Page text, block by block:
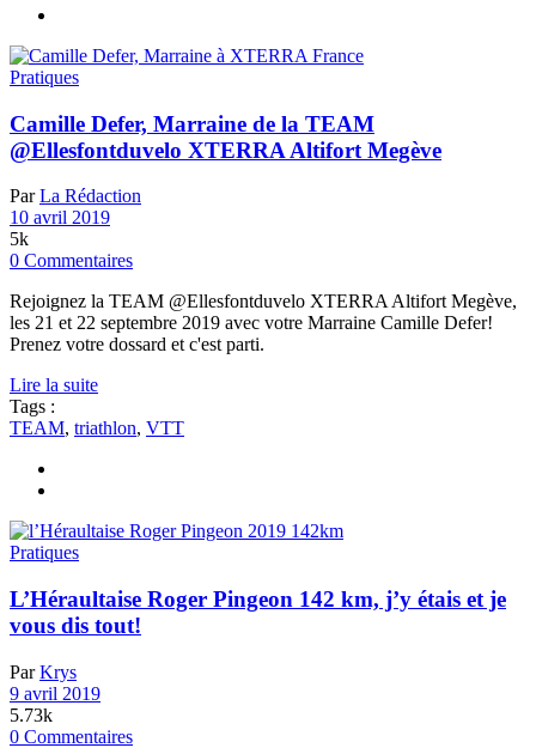
Pratiques
Camille Defer, Marraine de la TEAM
@Ellesfontduvelo XTERRA Altifort Megève
ParLa Rédaction
10 avril 2019
5k
0 Commentaires
Rejoignez la TEAM @Ellesfontduvelo XTERRA Altifort Megève,
les 21 et 22 septembre 2019 avec votre Marraine Camille Defer!
Prenez votre dossard et c'est parti.
Lire la suite
Tags :
TEAM, triathlon, VTT
Pratiques
L’Héraultaise Roger Pingeon 142 km, j’y étais et je
vous dis tout!
ParKrys
9 avril 2019
5.73k
0 Commentaires